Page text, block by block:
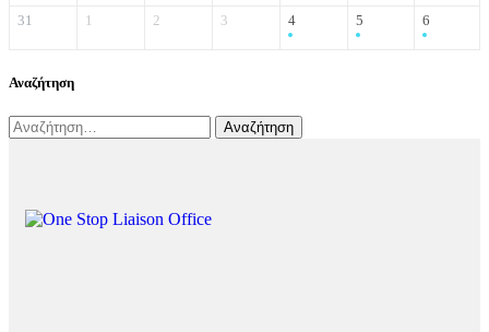
31 1 2 3 4 5 6
Αναζήτηση